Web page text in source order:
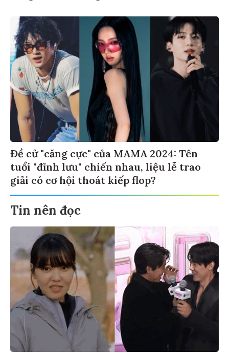
Đề cử "căng cực" của MAMA 2024: Tên
tuổi "đỉnh lưu" chiến nhau, liệu lễ trao
giải có cơ hội thoát kiếp flop?
Tin nên đọc